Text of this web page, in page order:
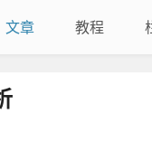
文章 教程